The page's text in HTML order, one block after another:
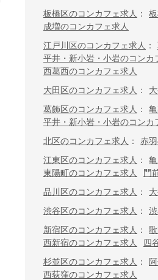
板橋区のコンカフェ求人
成増のコンカフェ求人
江戸川区のコンカフェ求人
平井・新小岩・小岩のコンカ
西葛西のコンカフェ求人
大田区のコンカフェ求人
葛飾区のコンカフェ求人
平井・新小岩・小岩のコンカ
北区のコンカフェ求人
赤
江東区のコンカフェ求人
東陽町のコンカフェ求人
門
品川区のコンカフェ求人
渋谷区のコンカフェ求人
新宿区のコンカフェ求人
西新宿のコンカフェ求人
四
杉並区のコンカフェ求人
西荻窪のコンカフェ求人